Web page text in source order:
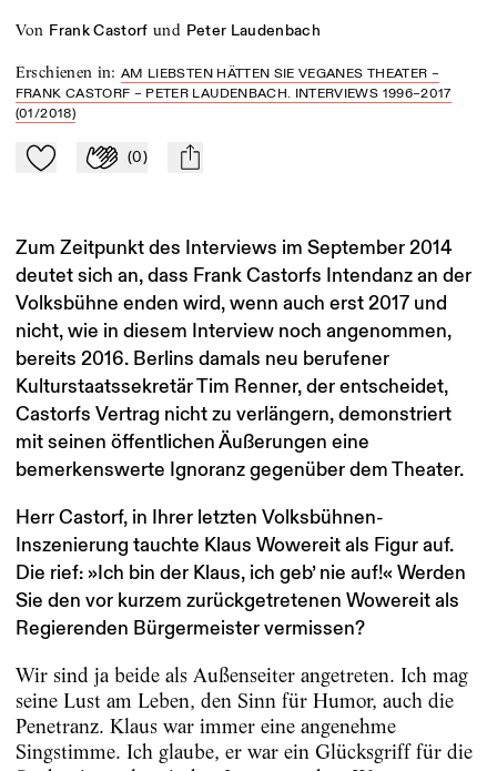
von Frank Castorf und Peter Laudenbach
Erschienen in:AM LIEBSTEN HÄTTEN SIE VEGANES THEATER –
FRANK CASTORF – PETER LAUDENBACH. INTERVIEWS 1996–2017
(01/2018)
Zu Mein-TdZ hinzufügen
Applaudieren
(0) mail
Zum Zeitpunkt des Interviews im September 2014
deutet sich an, dass Frank Castorfs Intendanz an der
Volksbühne enden wird, wenn auch erst 2017 und
nicht, wie in diesem Interview noch angenommen,
bereits 2016. Berlins damals neu berufener
Kulturstaatssekretär Tim Renner, der entscheidet,
Castorfs Vertrag nicht zu verlängern, demonstriert
mit seinen öffentlichen Äußerungen eine
bemerkenswerte Ignoranz gegenüber dem Theater.
Herr Castorf, in Ihrer letzten Volksbühnen-
Inszenierung tauchte Klaus Wowereit als Figur auf.
Die rief: »Ich bin der Klaus, ich geb’ nie auf!« Werden
Sie den vor kurzem zurückgetretenen Wowereit als
Regierenden Bürgermeister vermissen?
Wir sind ja beide als Außenseiter angetreten. Ich mag
seine Lust am Leben, den Sinn für Humor, auch die
Penetranz. Klaus war immer eine angenehme
Singstimme. Ich glaube, er war ein Glücksgriff für die